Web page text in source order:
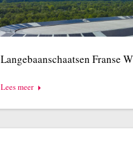
Langebaanschaatsen Franse
Lees meer